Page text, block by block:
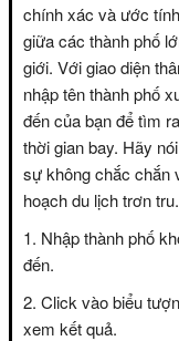
chính xác và ước
giữa các thành phố
giới. Với giao diện
nhập tên thành phố
đến của bạn để tìm
thời gian bay. Hãy
sự không chắc chắn
hoạch du lịch trơn tru.
Nhập thành phố
đến.
Click vào biểu
xem kết quả.